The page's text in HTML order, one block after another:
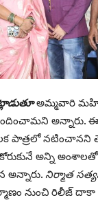
అమ్మవారి
అన్నారు.
పాత్రలో నటించానని
కోరుకునే అన్ని
అన్నారు. నిర్మాత
నుంచి రిలీజ్